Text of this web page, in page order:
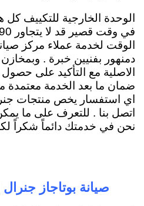
الوحدة الخارجية للتكييف كل
دمنهور بفنيين خبرة . وبمخازن
الاصلية مع التأكيد على
ضمان ما بعد الخدمة معتمدة
اي استفسار يخص منتجات
اتصل بنا . للتعرف على ما
نحن في خدمتك دائماً شكراً
صيانة بوتاجاز جنرال